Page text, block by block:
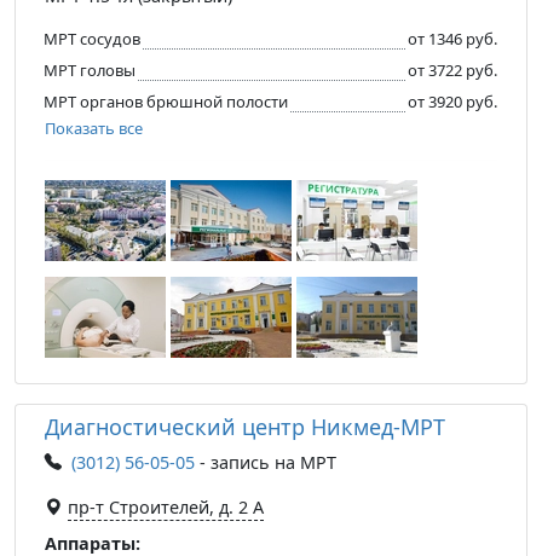
МРТ сосудов
от 1346 руб.
МРТ головы
от 3722 руб.
МРТ органов брюшной полости
от 3920 руб.
Показать все
Диагностический центр Никмед-МРТ
(3012) 56-05-05 - запись на МРТ
пр-т Строителей, д. 2 А
Аппараты: